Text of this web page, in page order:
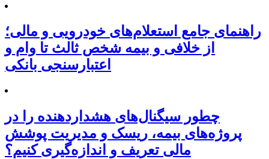
راهنمای جامع استعلام‌های خودرویی و مالی؛
از خلافی و بیمه شخص ثالث تا وام و
اعتبارسنجی بانکی
چطور سیگنال‌های هشداردهنده را در
پروژه‌های بیمه، ریسک و مدیریت پوشش
مالی تعریف و اندازه‌گیری کنیم؟